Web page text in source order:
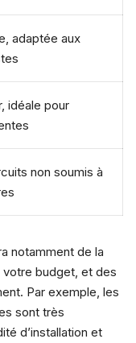
adaptée aux
idéale pour
non soumis à
notamment de la
budget, et des
Par exemple, les
sont très
d’installation et